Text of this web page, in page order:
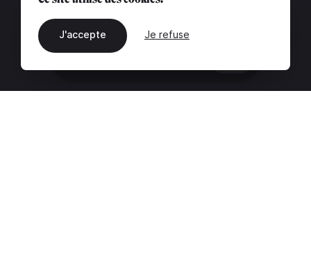
J'accepte Je refuse